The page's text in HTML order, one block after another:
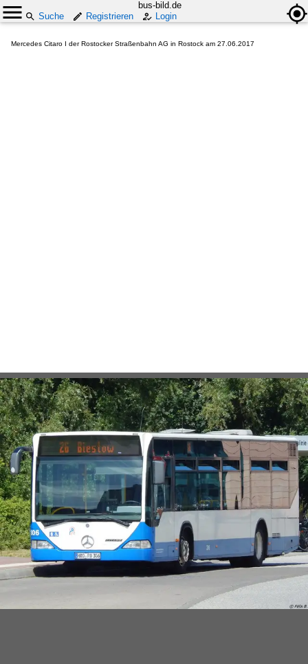
bus-bild.de
Suche
Registrieren Login
Mercedes Citaro I der Rostocker Straßenbahn AG in Rostock am 27.06.2017